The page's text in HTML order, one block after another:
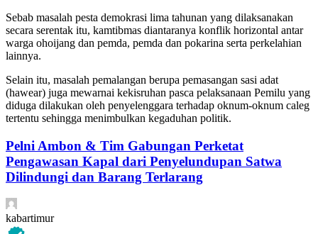
Sebab masalah pesta demokrasi lima tahunan yang dilaksanakan
secara serentak itu, kamtibmas diantaranya konflik horizontal antar
warga ohoijang dan pemda, pemda dan pokarina serta perkelahian
lainnya.
Selain itu, masalah pemalangan berupa pemasangan sasi adat
(hawear) juga mewarnai kekisruhan pasca pelaksanaan Pemilu yang
diduga dilakukan oleh penyelenggara terhadap oknum-oknum caleg
tertentu sehingga menimbulkan kegaduhan politik.
Pelni Ambon & Tim Gabungan Perketat
Pengawasan Kapal dari Penyelundupan Satwa
Dilindungi dan Barang Terlarang
kabartimur